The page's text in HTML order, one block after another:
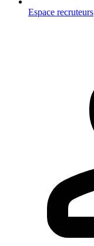
Espace recruteurs